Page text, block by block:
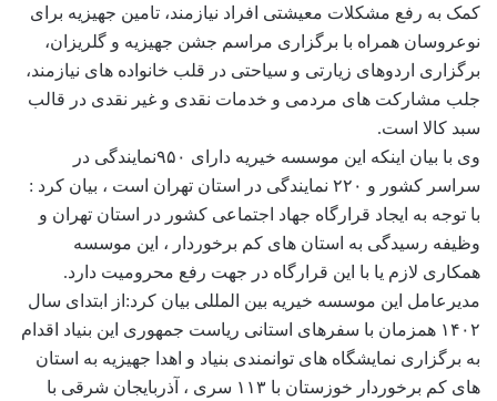
کمک به رفع مشکلات معیشتی افراد نیازمند، تامین جهیزیه برای
نوعروسان همراه با برگزاری مراسم جشن جهیزیه و گلریزان،
برگزاری اردوهای زیارتی و سیاحتی در قلب خانواده های نیازمند،
جلب مشارکت های مردمی و خدمات نقدی و غیر نقدی در قالب
سبد کالا است.
وی با بیان اینکه این موسسه خیریه دارای ۹۵۰نمایندگی در
سراسر کشور و ۲۲۰ نمایندگی در استان تهران است ، بیان کرد :
با توجه به ایجاد قرارگاه جهاد اجتماعی کشور در استان تهران و
وظیفه رسیدگی به استان های کم برخوردار ، این موسسه
همکاری لازم یا با این قرارگاه در جهت رفع محرومیت دارد.
مدیرعامل این موسسه خیریه بین المللی بیان کرد:از ابتدای سال
۱۴۰۲ همزمان با سفرهای استانی ریاست جمهوری این بنیاد اقدام
به برگزاری نمایشگاه های توانمندی بنیاد و اهدا جهیزیه به استان
های کم برخوردار خوزستان با ۱۱۳ سری ، آذربایجان شرقی با